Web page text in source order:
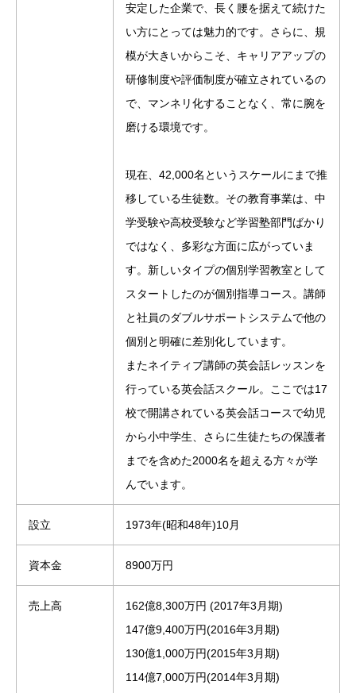
安定した企業で、長く腰を据えて続けた
い方にとっては魅力的です。さらに、規
模が大きいからこそ、キャリアアップの
研修制度や評価制度が確立されているの
で、マンネリ化することなく、常に腕を
磨ける環境です。
現在、42,000名というスケールにまで推
移している生徒数。その教育事業は、中
学受験や高校受験など学習塾部門ばかり
ではなく、多彩な方面に広がっていま
す。新しいタイプの個別学習教室として
スタートしたのが個別指導コース。講師
と社員のダブルサポートシステムで他の
個別と明確に差別化しています。
またネイティブ講師の英会話レッスンを
行っている英会話スクール。ここでは17
校で開講されている英会話コースで幼児
から小中学生、さらに生徒たちの保護者
までを含めた2000名を超える方々が学
んでいます。
設立 1973年(昭和48年)10月
資本金 8900万円
売上高
162億8,300万円 (2017年3月期)
147億9,400万円(2016年3月期)
130億1,000万円(2015年3月期)
114億7,000万円(2014年3月期)